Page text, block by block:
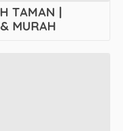
TAMAN |
MURAH